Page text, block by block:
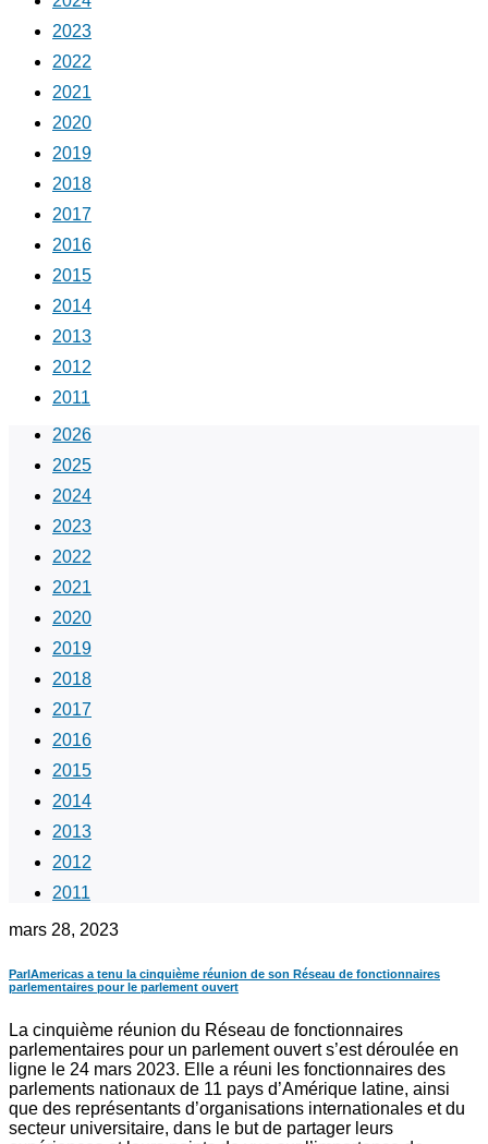
2023
2022
2021
2020
2019
2018
2017
2016
2015
2014
2013
2012
2011
2026
2025
2024
2023
2022
2021
2020
2019
2018
2017
2016
2015
2014
2013
2012
2011
mars 28, 2023
ParlAmericas a tenu la cinquième réunion de son Réseau de fonctionnaires
parlementaires pour le parlement ouvert
La cinquième réunion du Réseau de fonctionnaires
parlementaires pour un parlement ouvert s’est déroulée en
ligne le 24 mars 2023. Elle a réuni les fonctionnaires des
parlements nationaux de 11 pays d’Amérique latine, ainsi
que des représentants d’organisations internationales et du
secteur universitaire, dans le but de partager leurs